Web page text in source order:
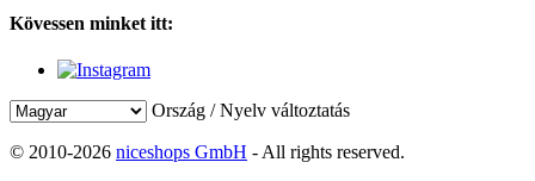
Kövessen minket itt:
Ország / Nyelv változtatás
© 2010-2026 niceshops GmbH - All rights reserved.